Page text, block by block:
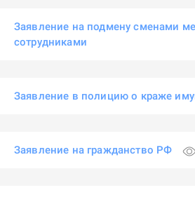
Заявление на подмену сменами
сотрудниками
Заявление в полицию о краже
Заявление на гражданство РФ